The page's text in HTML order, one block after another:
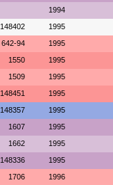
1994
148402 1995
642-94 1995
1550 1995
1509 1995
148451 1995
148357 1995
1607 1995
1662 1995
148336 1995
1706 1996